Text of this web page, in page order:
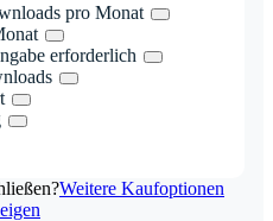
pro Monat
erforderlich
Weitere Kaufoptionen